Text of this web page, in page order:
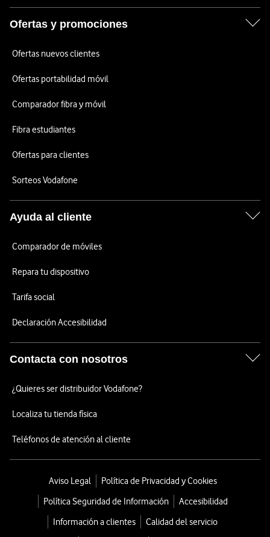
Ofertas y promociones
Ofertas nuevos clientes
Ofertas portabilidad móvil
Comparador fibra y móvil
Fibra estudiantes
Ofertas para clientes
Sorteos Vodafone
Ayuda al cliente
Comparador de móviles
Repara tu dispositivo
Tarifa social
Declaración Accesibilidad
Contacta con nosotros
¿Quieres ser distribuidor Vodafone?
Localiza tu tienda física
Teléfonos de atención al cliente
Aviso Legal
Política de Privacidad y Cookies
Política Seguridad de Información
Accesibilidad
Información a clientes
Calidad del servicio